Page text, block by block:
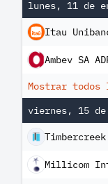
lunes, 11 de
Itau
Ambev SA
Mostrar
viernes, 15 de
Millicom